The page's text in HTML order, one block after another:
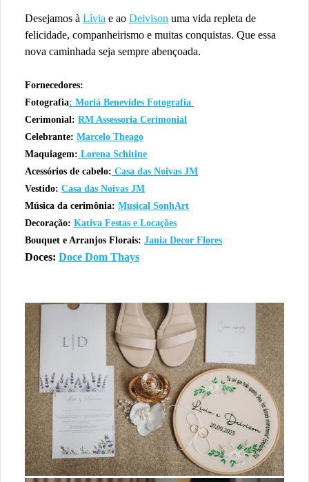
Desejamos à Lívia e ao Deivison uma vida repleta de
felicidade, companheirismo e muitas conquistas. Que essa
nova caminhada seja sempre abençoada.
Fornecedores:
Fotografia: Moriá Benevides Fotografia
Cerimonial: RM Assessoria Cerimonial
Celebrante: Marcelo Theago
Maquiagem: Lorena Schitine
Acessórios de cabelo: Casa das Noivas JM
Vestido: Casa das Noivas JM
Música da cerimônia: Musical SonhArt
Decoração: Kativa Festas e Locações
Bouquet e Arranjos Florais: Jania Decor Flores
Doces: Doce Dom Thays